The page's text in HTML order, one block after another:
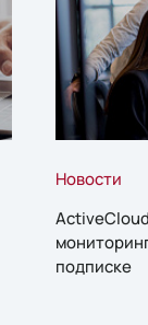
Новости
подписке